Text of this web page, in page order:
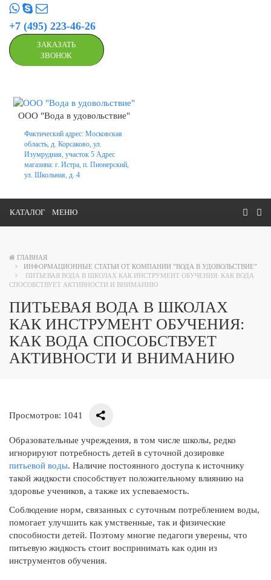
+7 (495) 223-46-26
ЗАКАЗАТЬ
ЗВОНОК
ООО "Вода в удовольствие"
Фактический адрес: Московская
область, д. Корсаково, ул.
Изумрудная, участок 5 Адрес
магазина: г. Истра, п. Пионерский,
ул. Школьная, д. 4
КАТАЛОГ МЕНЮ
ГЛАВНАЯ
ИНФОРМАЦИОННЫЕ СТАТЬИ ОТ КОМПАНИИ ”ВОДА В УДОВОЛЬСТВИЕ”
ПИТЬЕВАЯ ВОДА В ШКОЛАХ КАК ИНСТРУМЕНТ ОБУЧЕНИЯ: КАК ВОДА
СПОСОБСТВУЕТ АКТИВНОСТИ И ВНИМАНИЮ
ПИТЬЕВАЯ ВОДА В ШКОЛАХ
КАК ИНСТРУМЕНТ ОБУЧЕНИЯ:
КАК ВОДА СПОСОБСТВУЕТ
АКТИВНОСТИ И ВНИМАНИЮ
Просмотров: 1041
Образовательные учреждения, в том числе школы, редко
игнорируют потребность детей в суточной дозировке
питьевой воды. Наличие постоянного доступа к источнику
такой жидкости способствует положительному влиянию на
здоровье учеников, а также их успеваемость.
Соблюдение норм, связанных с суточным потреблением воды,
помогает улучшить как умственные, так и физические
способности детей. Поэтому многие педагоги уверены, что
питьевую жидкость стоит воспринимать как один из
инструментов обучения.